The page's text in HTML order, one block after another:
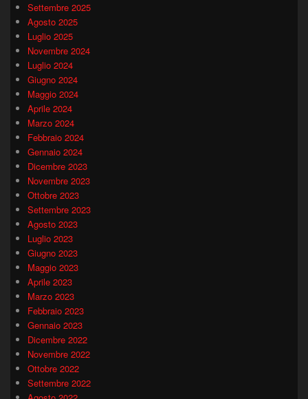
Settembre 2025
Agosto 2025
Luglio 2025
Novembre 2024
Luglio 2024
Giugno 2024
Maggio 2024
Aprile 2024
Marzo 2024
Febbraio 2024
Gennaio 2024
Dicembre 2023
Novembre 2023
Ottobre 2023
Settembre 2023
Agosto 2023
Luglio 2023
Giugno 2023
Maggio 2023
Aprile 2023
Marzo 2023
Febbraio 2023
Gennaio 2023
Dicembre 2022
Novembre 2022
Ottobre 2022
Settembre 2022